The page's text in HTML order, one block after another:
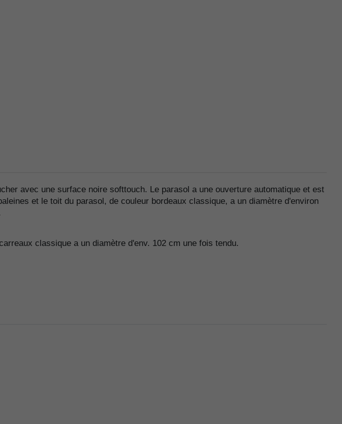
avec une surface noire softtouch. Le parasol a une ouverture automatique et est
et le toit du parasol, de couleur bordeaux classique, a un diamètre d'environ
classique a un diamètre d'env. 102 cm une fois tendu.